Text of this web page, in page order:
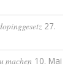
27.
machen 10. Mai